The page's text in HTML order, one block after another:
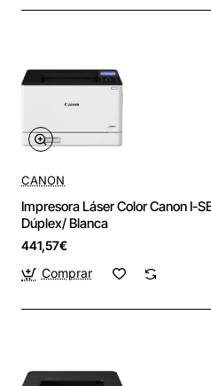
CANON
Impresora Láser Color Canon I-
Dúplex/ Blanca
441,57€
Comprar